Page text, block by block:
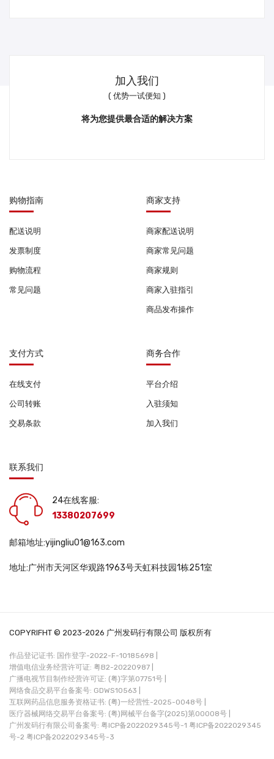
加入我们
( 优势一试便知 )
将为您提供最合适的解决方案
购物指南
配送说明
发票制度
购物流程
常见问题
商家支持
商家配送说明
商家常见问题
商家规则
商家入驻指引
商品发布操作
支付方式
在线支付
公司转账
交易条款
商务合作
平台介绍
入驻须知
加入我们
联系我们
24在线客服:
13380207699
邮箱地址:yijingliu01@163.com
地址:广州市天河区华观路1963号天虹科技园1栋251室
COPYRIFHT © 2023-2026 广州发码行有限公司 版权所有
作品登记证书: 国作登字-2022-F-10185698 |
增值电信业务经营许可证: 粤B2-20220987 |
广播电视节目制作经营许可证: (粤)字第07751号 |
网络食品交易平台备案号: GDWS10563 |
互联网药品信息服务资格证书: (粤)一经营性-2025-0048号 |
医疗器械网络交易平台备案号: (粤)网械平台备字(2025)第00008号 |
广州发码行有限公司备案号: 粤ICP备2022029345号-1 粤ICP备2022029345
号-2 粤ICP备2022029345号-3